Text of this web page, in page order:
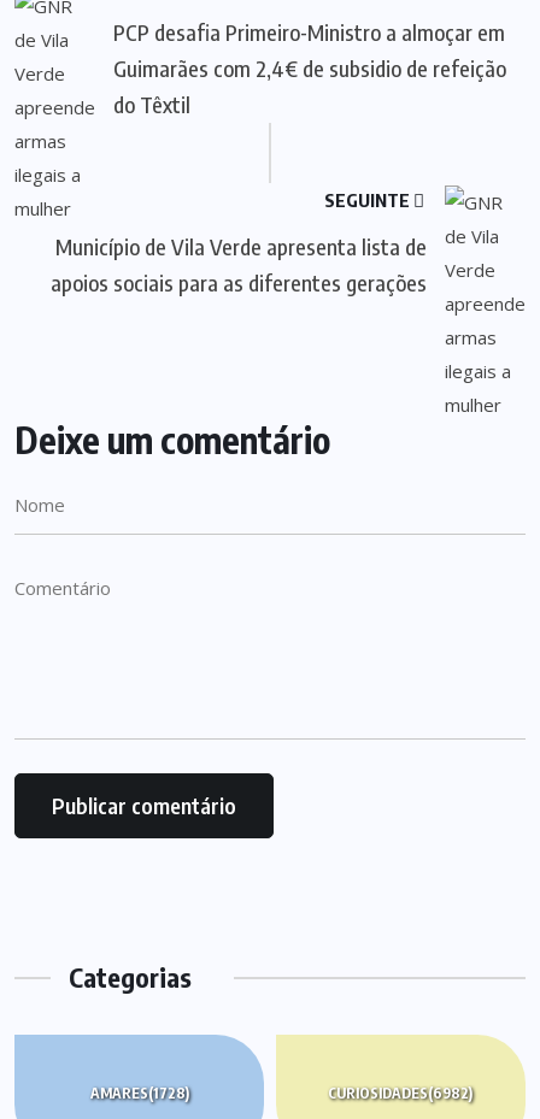
PCP desafia Primeiro-Ministro a almoçar em
Guimarães com 2,4€ de subsidio de refeição
do Têxtil
SEGUINTE
Município de Vila Verde apresenta lista de
apoios sociais para as diferentes gerações
Deixe um comentário
Categorias
AMARES(1728) CURIOSIDADES(6982)